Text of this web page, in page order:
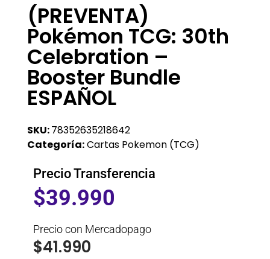
(PREVENTA)
Pokémon TCG: 30th
Celebration –
Booster Bundle
ESPAÑOL
SKU:78352635218642
Categoría:Cartas Pokemon (TCG)
Precio Transferencia
$39.990
Precio con Mercadopago
$41.990